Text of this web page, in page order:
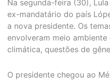
Na segunda-feira (30),
ex-mandatário do país
a nova presidente. Os
envolveram meio
climática, questões de
O presidente chegou ao